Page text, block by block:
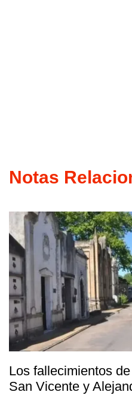
Notas
Los fallecimientos
San Vicente y